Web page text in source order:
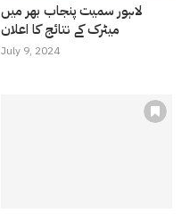
لاہور سمیت پنجاب بھر میں
میٹرک کے نتائج کا اعلان
July 9, 2024